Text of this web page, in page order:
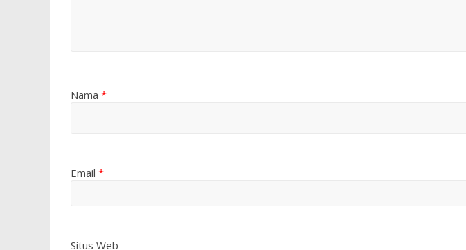
Nama *
Email *
Situs Web